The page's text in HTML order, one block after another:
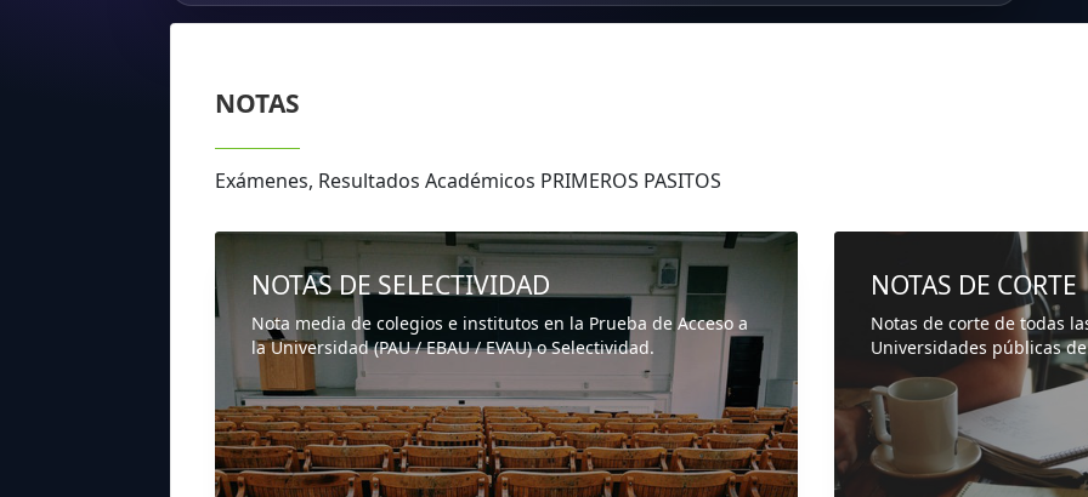
NOTAS
Exámenes, Resultados Académicos PRIMEROS PASITOS
NOTAS DE SELECTIVIDAD
Nota media de colegios e institutos en la Prueba de Acceso a
la Universidad (PAU / EBAU / EVAU) o Selectividad.
NOTAS DE CORTE
Notas de corte de todas
Universidades públicas